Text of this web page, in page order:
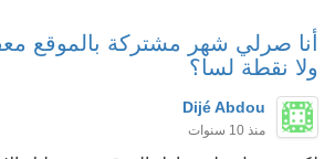
أنا صرلي شهر مشتركة بالموقع
ولا نقطة لسا؟
Dijé Abdou
منذ 10 سنوات